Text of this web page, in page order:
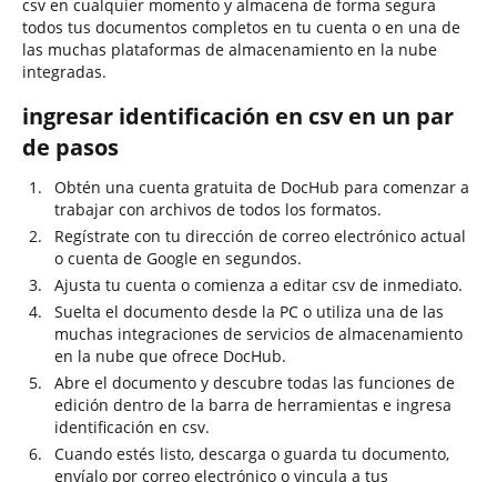
csv en cualquier momento y almacena de forma segura
todos tus documentos completos en tu cuenta o en una de
las muchas plataformas de almacenamiento en la nube
integradas.
ingresar identificación en csv en un par
de pasos
Obtén una cuenta gratuita de DocHub para comenzar a
trabajar con archivos de todos los formatos.
Regístrate con tu dirección de correo electrónico actual
o cuenta de Google en segundos.
Ajusta tu cuenta o comienza a editar csv de inmediato.
Suelta el documento desde la PC o utiliza una de las
muchas integraciones de servicios de almacenamiento
en la nube que ofrece DocHub.
Abre el documento y descubre todas las funciones de
edición dentro de la barra de herramientas e ingresa
identificación en csv.
Cuando estés listo, descarga o guarda tu documento,
envíalo por correo electrónico o vincula a tus